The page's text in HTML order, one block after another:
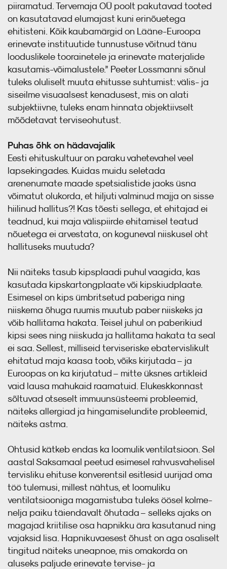
piiramatud. Tervemaja OÜ poolt pakutavad tooted
on kasutatavad elumajast kuni erinõuetega
ehitisteni. Kõik kaubamärgid on Lääne-Euroopa
erinevate instituutide tunnustuse võitnud tänu
looduslikele toorainetele ja erinevate materjalide
kasutamis-võimalustele.” Peeter Lossmanni sõnul
tuleks oluliselt muuta ehitusse suhtumist: välis- ja
siseilme visuaalsest kenadusest, mis on alati
subjektiivne, tuleks enam hinnata objektiivselt
mõõdetavat terviseohutust.
Puhas õhk on hädavajalik
Eesti ehituskultuur on paraku vahetevahel veel
lapsekingades. Kuidas muidu seletada
arenenumate maade spetsialistide jaoks üsna
võimatut olukorda, et hiljuti valminud majja on sisse
hiilinud hallitus?! Kas tõesti sellega, et ehitajad ei
teadnud, kui maja välispiirde ehitamisel teatud
nõuetega ei arvestata, on koguneval niiskusel oht
hallituseks muutuda?
Nii näiteks tasub kipsplaadi puhul vaagida, kas
kasutada kipskartongplaate või kipskiudplaate.
Esimesel on kips ümbritsetud paberiga ning
niiskema õhuga ruumis muutub paber niiskeks ja
võib hallitama hakata. Teisel juhul on paberikiud
kipsi sees ning niiskuda ja hallitama hakata ta seal
ei saa. Sellest, milliseid terviseriske ebatervislikult
ehitatud maja kaasa toob, võiks kirjutada – ja
Euroopas on ka kirjutatud – mitte üksnes artikleid
vaid lausa mahukaid raamatuid. Elukeskkonnast
sõltuvad otseselt immuunsüsteemi probleemid,
näiteks allergiad ja hingamiselundite probleemid,
näiteks astma.
Ohtusid kätkeb endas ka loomulik ventilatsioon. Sel
aastal Saksamaal peetud esimesel rahvusvahelisel
tervisliku ehituse konverentsil esitlesid uurijad oma
töö tulemusi, millest nähtus, et loomuliku
ventilatsiooniga magamistuba tuleks öösel kolme-
nelja paiku täiendavalt õhutada – selleks ajaks on
magajad kriitilise osa hapnikku ära kasutanud ning
vajaksid lisa. Hapnikuvaesest õhust on aga osaliselt
tingitud näiteks uneapnoe, mis omakorda on
aluseks paljude erinevate tervise- ja